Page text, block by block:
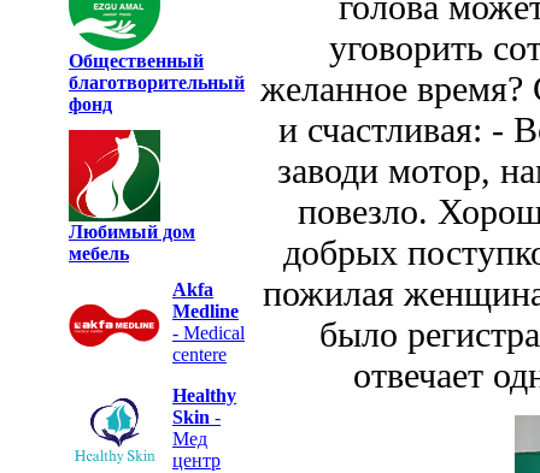
Общественный
благотворительный
фонд
Любимый дом
мебель
Akfa
Medline
- Medical
centere
Healthy
Skin -
Мед
центр
уговорить
желанное время?
и счастливая: -
заводи мотор,
повезло.
добрых
пожилая
было
отвечает